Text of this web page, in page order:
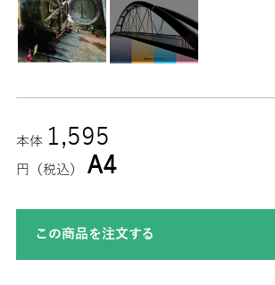
本体 1,595
円（税込） A4
この商品を注文する